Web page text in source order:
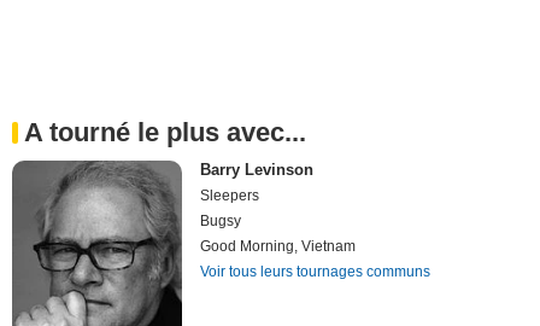
A tourné le plus avec...
Barry Levinson
Sleepers
Bugsy
Good Morning, Vietnam
Voir tous leurs tournages communs